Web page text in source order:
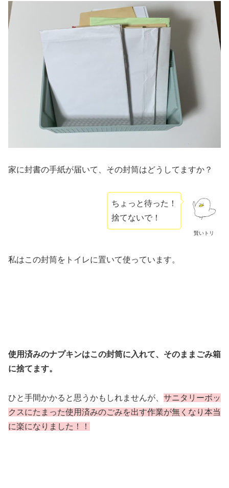
家に封書の手紙が届いて、その封筒はどうしてますか？
賢いトリ
ちょっと待った！
捨てないで！
私はこの封筒をトイレに置いて使っています。
使用済みのナプキンはこの封筒に入れて、そのままごみ箱
に捨てます。
ひと手間かかると思うかもしれませんが、 サニタリーボッ
クスにたまった使用済みのごみを出す作業が無くなり本当
に楽になりました！！